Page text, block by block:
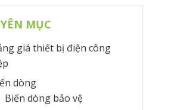
MỤC
giá thiết bị điện công
dòng
Biến dòng bảo vệ